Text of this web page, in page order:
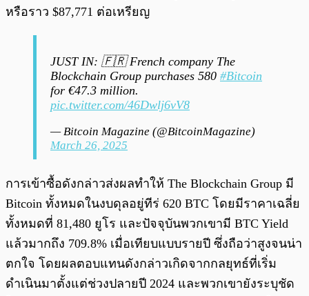
หรือราว $87,771 ต่อเหรียญ
JUST IN: 🇫🇷 French company The
Blockchain Group purchases 580 #Bitcoin
for €47.3 million.
pic.twitter.com/46Dwlj6vV8
— Bitcoin Magazine (@BitcoinMagazine)
March 26, 2025
การเข้าซื้อดังกล่าวส่งผลทำให้ The Blockchain Group มี
Bitcoin ทั้งหมดในงบดุลอยู่ทีร่ 620 BTC โดยมีราคาเฉลี่ย
ทั้งหมดที่ 81,480 ยูโร และปัจจุบันพวกเขามี BTC Yield
แล้วมากถึง 709.8% เมื่อเทียบแบบรายปี ซึ่งถือว่าสูงจนน่า
ตกใจ โดยผลตอบแทนดังกล่าวเกิดจากกลยุทธ์ที่เริ่ม
ดำเนินมาตั้งแต่ช่วงปลายปี 2024 และพวกเขายังระบุชัด